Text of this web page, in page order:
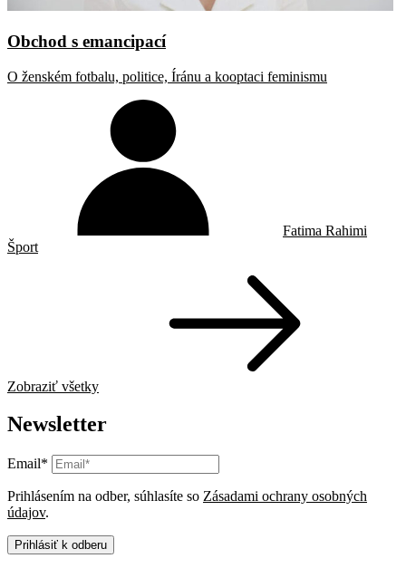
Obchod s emancipací
O ženském fotbalu, politice, Íránu a kooptaci feminismu
Fatima Rahimi
Šport
Zobraziť všetky
Newsletter
Email*
Prihlásením na odber, súhlasíte so Zásadami ochrany osobných
údajov.
Prihlásiť k odberu